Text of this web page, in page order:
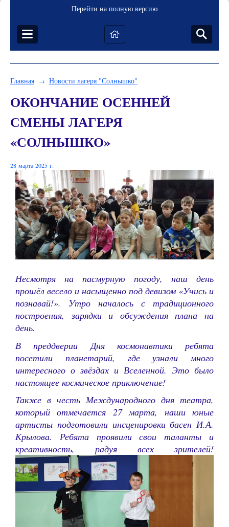
Перейти на полную версию
Главная → Новости лагеря "Солнышко"
ОКОНЧАНИЕ ОСЕННЕЙ
СМЕНЫ ЛАГЕРЯ
«СОЛНЫШКО»
28 марта 2025 г.
Несмотря на пасмурную погоду, наш день
прошёл весело и насыщенно под девизом «Учись и
познавай!». Утро началось с традиционного
построения, зарядки и обсуждения плана на
день.
В преддверии Дня космонавтики ребята
посетили планетарий, где узнали много
интересного о звёздах и Вселенной. Это было
настоящее космическое приключение!
Также в честь Международного дня театра,
который отмечается 27 марта, наши юные
артисты подготовили инсценировки басен И.А.
Крылова. Ребята проявили свои таланты и
креативность, радуя всех зрителей!